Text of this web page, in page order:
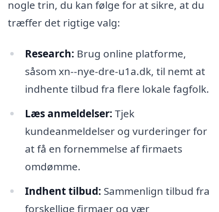
nogle trin, du kan følge for at sikre, at du
træffer det rigtige valg:
Research: Brug online platforme,
såsom xn--nye-dre-u1a.dk, til nemt at
indhente tilbud fra flere lokale fagfolk.
Læs anmeldelser: Tjek
kundeanmeldelser og vurderinger for
at få en fornemmelse af firmaets
omdømme.
Indhent tilbud: Sammenlign tilbud fra
forskellige firmaer og vær